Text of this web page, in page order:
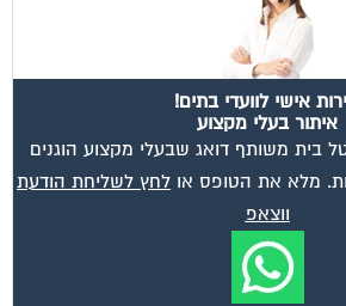
אישי לוועדי בתים!
איתור בעלי מקצוע
בית משותף דואג שבעלי מקצוע הוגנים
מלא את הטופס או לחץ לשליחת הודעת
ווצאפ